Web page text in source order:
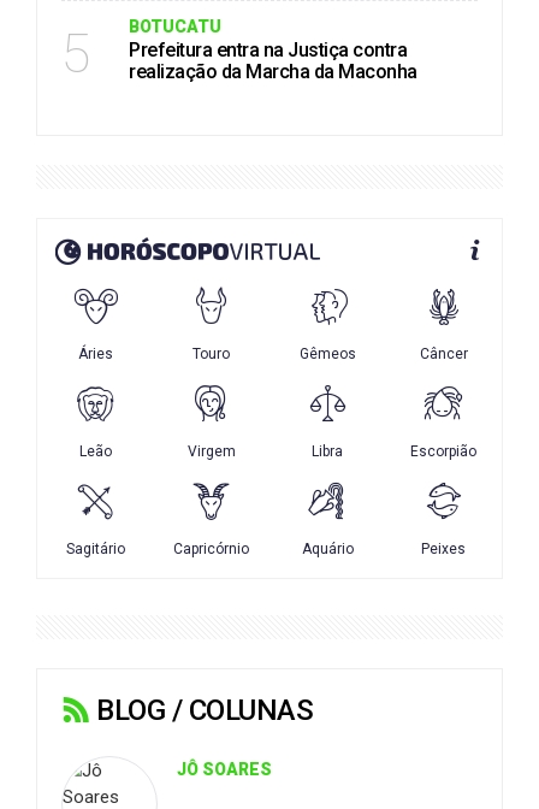
5 BOTUCATU
Prefeitura entra na Justiça contra
realização da Marcha da Maconha
BLOG / COLUNAS
JÔ SOARES